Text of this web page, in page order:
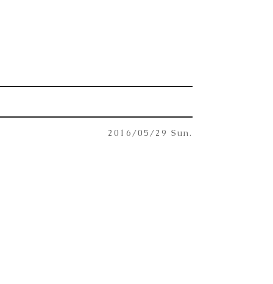
2016/05/29 Sun.